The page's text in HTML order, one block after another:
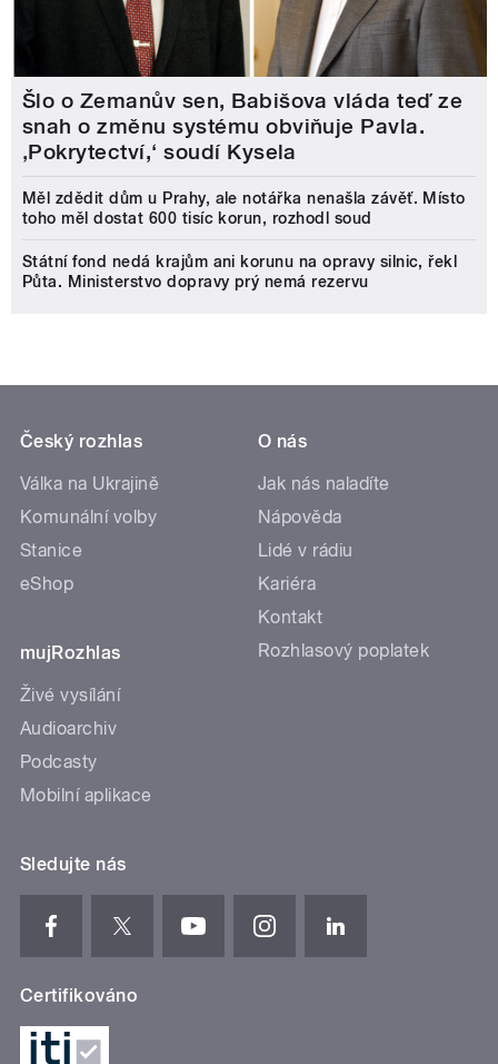
Šlo o Zemanův sen, Babišova vláda teď ze
snah o změnu systému obviňuje Pavla.
‚Pokrytectví,‘ soudí Kysela
Měl zdědit dům u Prahy, ale notářka nenašla závěť. Místo
toho měl dostat 600 tisíc korun, rozhodl soud
Státní fond nedá krajům ani korunu na opravy silnic, řekl
Půta. Ministerstvo dopravy prý nemá rezervu
Český rozhlas
Válka na Ukrajině
Komunální volby
Stanice
eShop
mujRozhlas
Živé vysílání
Audioarchiv
Podcasty
Mobilní aplikace
O nás
Jak nás naladíte
Nápověda
Lidé v rádiu
Kariéra
Kontakt
Rozhlasový poplatek
Sledujte nás
Certifikováno